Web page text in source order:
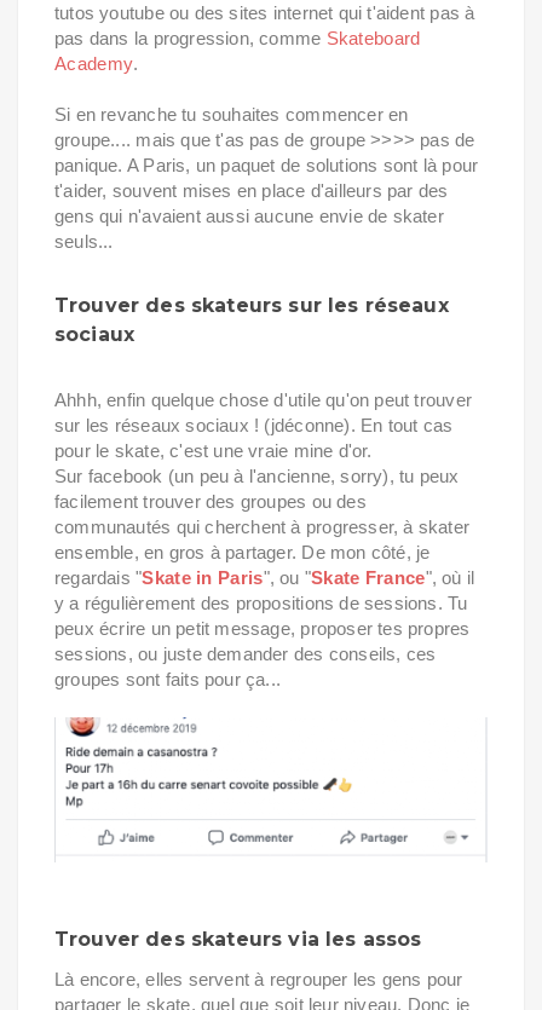
tutos youtube ou des sites internet qui t'aident pas à
pas dans la progression, comme Skateboard
Academy.
Si en revanche tu souhaites commencer en
groupe.... mais que t'as pas de groupe >>>> pas de
panique. A Paris, un paquet de solutions sont là pour
t'aider, souvent mises en place d'ailleurs par des
gens qui n'avaient aussi aucune envie de skater
seuls...
Trouver des skateurs sur les réseaux
sociaux
Ahhh, enfin quelque chose d'utile qu'on peut trouver
sur les réseaux sociaux ! (jdéconne). En tout cas
pour le skate, c'est une vraie mine d'or.
Sur facebook (un peu à l'ancienne, sorry), tu peux
facilement trouver des groupes ou des
communautés qui cherchent à progresser, à skater
ensemble, en gros à partager. De mon côté, je
regardais "Skate in Paris", ou "Skate France", où il
y a régulièrement des propositions de sessions. Tu
peux écrire un petit message, proposer tes propres
sessions, ou juste demander des conseils, ces
groupes sont faits pour ça...
Trouver des skateurs via les assos
Là encore, elles servent à regrouper les gens pour
partager le skate, quel que soit leur niveau. Donc je